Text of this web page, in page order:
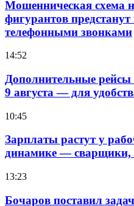
Мошенническая схема
фигурантов
телефонными звонками
14:52
Дополнительные рейсы
9 августа — для
10:45
Зарплаты растут у
динамике — сварщики,
13:23
Бочаров поставил